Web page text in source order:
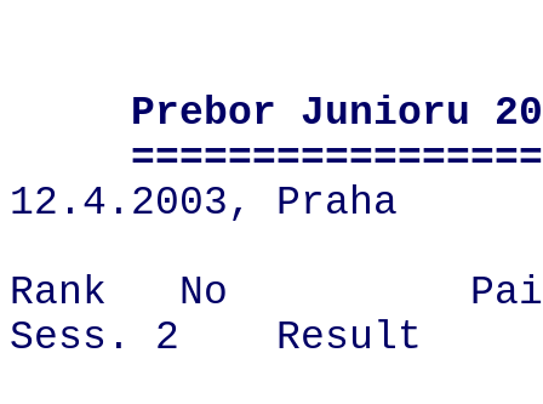
Prebor Junioru
12.4.2003, Praha
Rank
No
Sess. 2
Result